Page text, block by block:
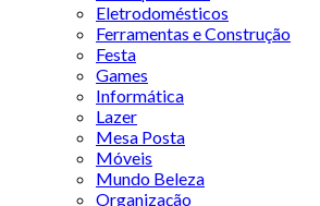
Eletrodomésticos
Ferramentas e Construção
Festa
Games
Informática
Lazer
Mesa Posta
Móveis
Mundo Beleza
Organização